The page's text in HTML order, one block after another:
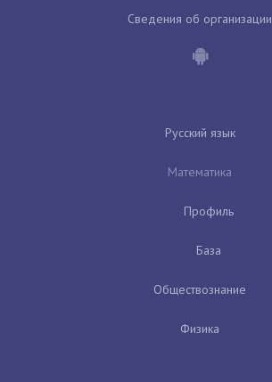
Сведения об организации
Русский язык
Математика
Профиль
База
Обществознание
Физика